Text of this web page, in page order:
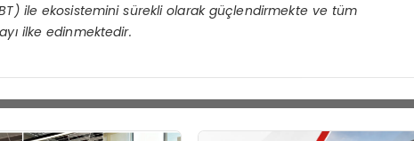
ile ekosistemini sürekli olarak güçlendirmekte ve tüm
ilke edinmektedir.